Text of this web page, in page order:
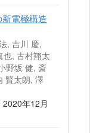
電極構造
, 吉川 慶,
也, 古村翔太
野坂 健, 斎
賢太朗, 澤
年12月